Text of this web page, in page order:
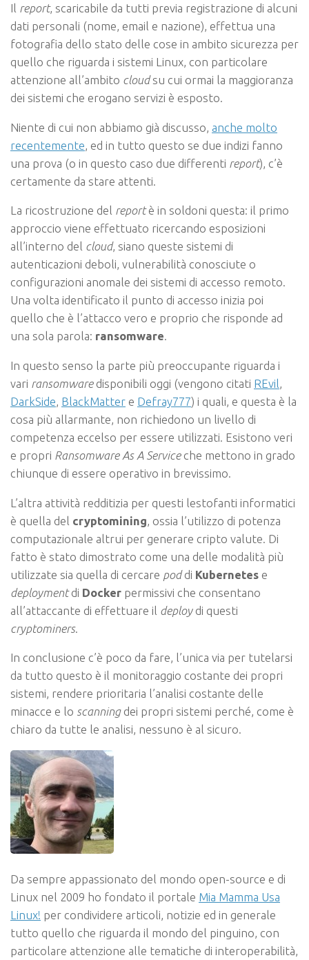
Il report, scaricabile da tutti previa registrazione di alcuni
dati personali (nome, email e nazione), effettua una
fotografia dello stato delle cose in ambito sicurezza per
quello che riguarda i sistemi Linux, con particolare
attenzione all’ambito cloudsu cui ormai la maggioranza
dei sistemi che erogano servizi è esposto.
Niente di cui non abbiamo già discusso, anche molto
recentemente , ed in tutto questo se due indizi fanno
una prova (o in questo caso due differenti report), c’è
certamente da stare attenti.
La ricostruzione del reportè in soldoni questa: il primo
approccio viene effettuato ricercando esposizioni
all’interno del cloud, siano queste sistemi di
autenticazioni deboli, vulnerabilità conosciute o
configurazioni anomale dei sistemi di accesso remoto.
Una volta identificato il punto di accesso inizia poi
quello che è l’attacco vero e proprio che risponde ad
una sola parola: ransomware.
In questo senso la parte più preoccupante riguarda i
vari ransomwaredisponibili oggi (vengono citati REvil,
DarkSide, BlackMatter e Defray777) i quali, e questa è la
cosa più allarmante, non richiedono un livello di
competenza eccelso per essere utilizzati. Esistono veri
e propri Ransomware As A Serviceche mettono in grado
chiunque di essere operativo in brevissimo.
L’altra attività redditizia per questi lestofanti informatici
è quella del cryptomining , ossia l’utilizzo di potenza
computazionale altrui per generare cripto valute. Di
fatto è stato dimostrato come una delle modalità più
utilizzate sia quella di cercare poddi Kubernetes e
deploymentdi Docker permissivi che consentano
all’attaccante di effettuare il deploydi questi
cryptominers.
In conclusione c’è poco da fare, l’unica via per tutelarsi
da tutto questo è il monitoraggio costante dei propri
sistemi, rendere prioritaria l’analisi costante delle
minacce e lo scanningdei propri sistemi perché, come è
chiaro da tutte le analisi, nessuno è al sicuro.
Da sempre appassionato del mondo open-source e di
Linux nel 2009 ho fondato il portale Mia Mamma Usa
Linux! per condividere articoli, notizie ed in generale
tutto quello che riguarda il mondo del pinguino, con
particolare attenzione alle tematiche di interoperabilità,